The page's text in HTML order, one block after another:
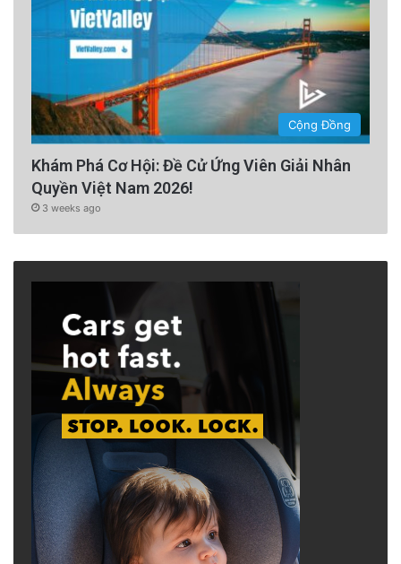
Cộng Đồng
Khám Phá Cơ Hội: Đề Cử Ứng Viên Giải Nhân
Quyền Việt Nam 2026!
3 weeks ago